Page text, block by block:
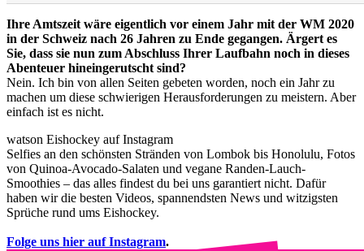
Ihre Amtszeit wäre eigentlich vor einem Jahr mit der WM 2020
in der Schweiz nach 26 Jahren zu Ende gegangen. Ärgert es
Sie, dass sie nun zum Abschluss Ihrer Laufbahn noch in dieses
Abenteuer hineingerutscht sind?
Nein. Ich bin von allen Seiten gebeten worden, noch ein Jahr zu
machen um diese schwierigen Herausforderungen zu meistern. Aber
einfach ist es nicht.
watson Eishockey auf Instagram
Selfies an den schönsten Stränden von Lombok bis Honolulu, Fotos
von Quinoa-Avocado-Salaten und vegane Randen-Lauch-
Smoothies – das alles findest du bei uns garantiert nicht. Dafür
haben wir die besten Videos, spannendsten News und witzigsten
Sprüche rund ums Eishockey.
Folge uns hier auf Instagram.